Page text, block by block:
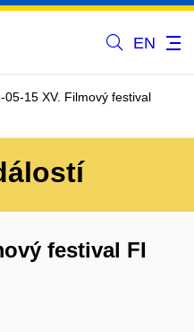
EN
05-15 XV. Filmový festival
festival FI